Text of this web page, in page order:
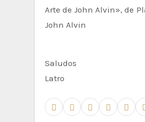
Arte de John Alvin», de
John Alvin
Saludos
Latro